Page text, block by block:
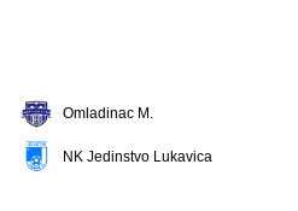
Omladinac M.
NK Jedinstvo Lukavica